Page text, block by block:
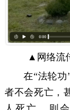
▲网络流
在“法轮功
者不会死亡，